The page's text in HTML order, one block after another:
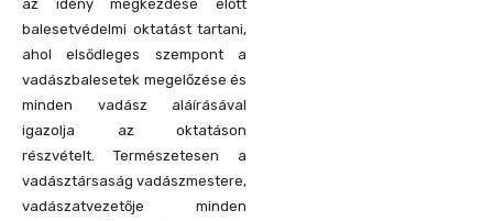
az idény megkezdése előtt
balesetvédelmi oktatást tartani,
ahol elsődleges szempont a
vadászbalesetek megelőzése és
minden vadász aláírásával
igazolja az oktatáson
részvételt. Természetesen a
vadásztársaság vadászmestere,
vadászatvezetője minden